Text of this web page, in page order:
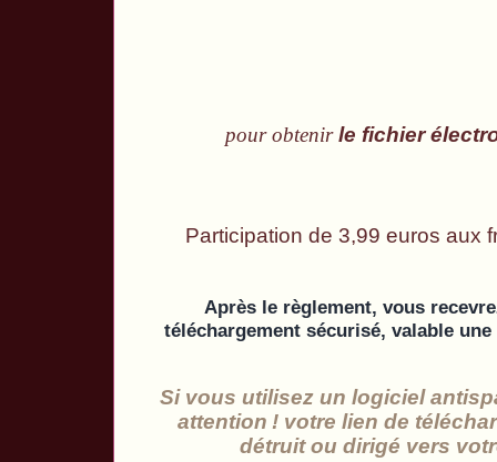
pour obtenirle fichier
Participation de 3,99 euros aux
Après le règlement, vous
téléchargement sécurisé, valable
Si vous utilisez un logiciel
attention ! votre lien de
détruit ou dirigé vers